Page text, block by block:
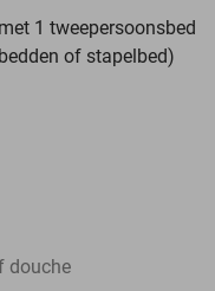
1 tweepersoonsbed
of stapelbed)
douche